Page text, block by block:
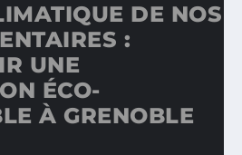
DE NOS
:
UNE
ÉCO-
À GRENOBLE